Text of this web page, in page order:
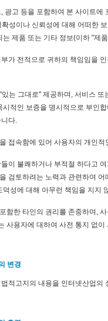
광고 등을 포함하여 본 사이트
성이나 신뢰성에 대해 어떠한
제품 또는 기타 정보(이하 "제
가 전적으로 귀하의 책임임을
는 그대로" 제공하며, 서비스
시적인 보증을 명시적으로 부인
다.
접속함에 있어 사용자의 개인
이 불쾌하거나 부적절 하다고
검토하려는 노력과 관련하여
덕성에 대해 아무런 책임을 지지
함한 타인의 권리를 존중하며,
사용자에 대하여 사전 통지 없
변경
적고지의 내용을 인터넷산업